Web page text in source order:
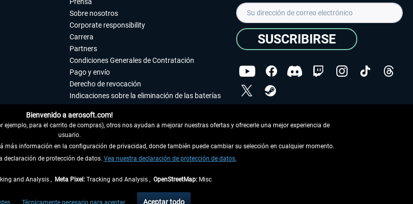
Sobre nosotros
Corporate responsibility
Carrera
Partners
Condiciones Generales de Contratación
Pago y envío
Derecho de revocación
Indicaciones sobre la eliminación de las baterías
Accesibilidad
Aviso legal
SUSCRIBIRSE
Copyright © Aerosoft GmbH - Todos los derechos
así como las posibles tasas de recepción si no se describe lo contrario
Bienvenido a aerosoft.com!
para el carrito de compras), otros nos ayudan a mejorar nuestras ofertas y ofrecerle una mejor experiencia de
usuario.
más información en la configuración de privacidad, donde también puede cambiar su selección en cualquier momento.
declaración de protección de datos. Vea nuestra declaración de protección de datos.
and Analysis , Meta Pixel: Tracking and Analysis , OpenStreetMap: Misc
Técnicamente necesario para aceptar Aceptar todo